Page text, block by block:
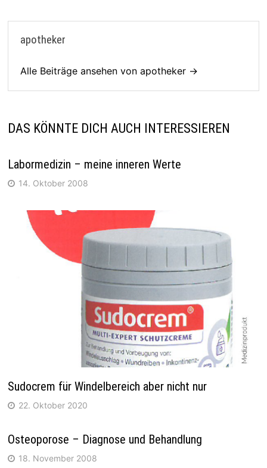
o
k
p
apotheker
Alle Beiträge ansehen von apotheker →
DAS KÖNNTE DICH AUCH INTERESSIEREN
Labormedizin – meine inneren Werte
14. Oktober 2008
Sudocrem für Windelbereich aber nicht nur
22. Oktober 2020
Osteoporose – Diagnose und Behandlung
18. November 2008